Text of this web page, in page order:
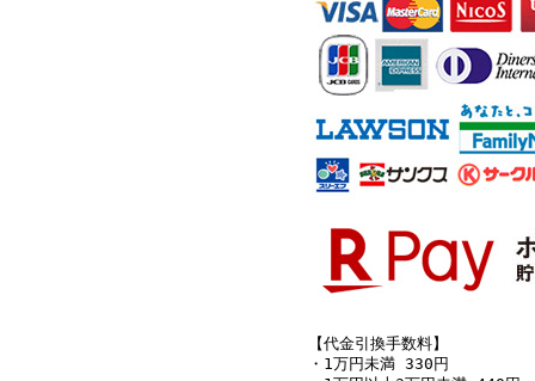
【代金引換手数料】
・1万円未満 330円